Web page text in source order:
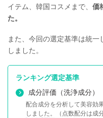
イテム、韓国コスメまで、 価
た。
また、今回の選定基準は統
しました。
ランキング選定基準
成分評価（洗浄成分）
配合成分を分析して美容効
しました。（点数配分は成